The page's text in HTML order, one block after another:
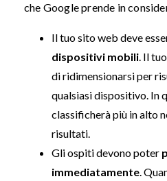
che Google prende in
Il tuo sito web deve
dispositivi mobili. Il
di ridimensionarsi per
qualsiasi dispositivo. In
classificherà più in alto
risultati.
Gli ospiti devono poter
immediatamente.